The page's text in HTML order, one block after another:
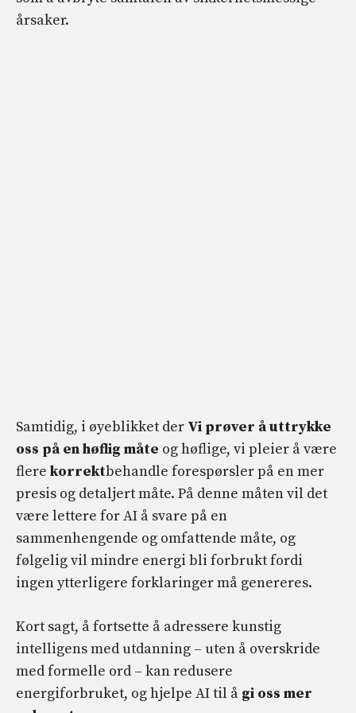
årsaker.
Samtidig, i øyeblikket der Vi prøver å uttrykke
oss på en høflig måte og høflige, vi pleier å være
flere korrektbehandle forespørsler på en mer
presis og detaljert måte. På denne måten vil det
være lettere for AI å svare på en
sammenhengende og omfattende måte, og
følgelig vil mindre energi bli forbrukt fordi
ingen ytterligere forklaringer må genereres.
Kort sagt, å fortsette å adressere kunstig
intelligens med utdanning – uten å overskride
med formelle ord – kan redusere
energiforbruket, og hjelpe AI til å gi oss mer